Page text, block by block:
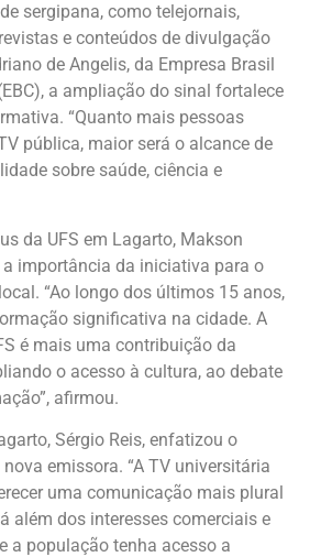
sergipana, como telejornais,
e conteúdos de divulgação
de Angelis, da Empresa Brasil
a ampliação do sinal fortalece
“Quanto mais pessoas
pública, maior será o alcance de
sobre saúde, ciência e
da UFS em Lagarto, Makson
a importância da iniciativa para o
“Ao longo dos últimos 15 anos,
significativa na cidade. A
é mais uma contribuição da
o acesso à cultura, ao debate
afirmou.
Sérgio Reis, enfatizou o
emissora. “A TV universitária
uma comunicação mais plural
além dos interesses comerciais e
a população tenha acesso a